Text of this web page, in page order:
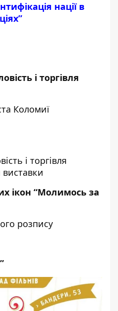
нації в
і торгівля
Коломиї
і торгівля
виставки
ікон “Молимось за
розпису